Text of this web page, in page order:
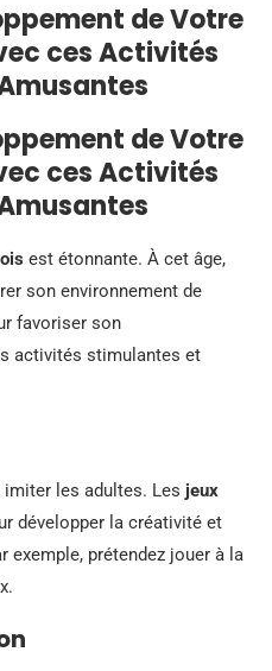
de Votre
ces Activités
de Votre
ces Activités
est étonnante. À cet âge,
son environnement de
favoriser son
activités stimulantes et
les adultes. Les jeux
développer la créativité et
exemple, prétendez jouer à la